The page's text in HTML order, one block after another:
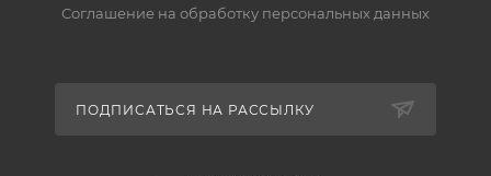
Соглашение на обработку персональных данных
ПОДПИСАТЬСЯ НА РАССЫЛКУ